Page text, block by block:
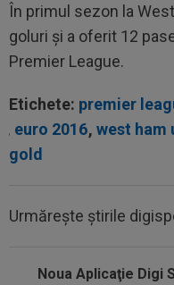
În primul sezon la
goluri şi a oferit 12
Premier League.
Etichete: premier
, euro 2016, west ham
gold
Urmărește știrile
Noua Aplicaţie Digi